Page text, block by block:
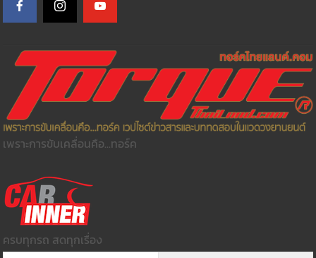
เพราะการขับเคลื่อนคือ...ทอร์ค
ครบทุกรถ สดทุกเรื่อง